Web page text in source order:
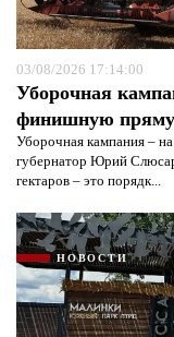
03/08/2026 17:14:00
Уборочная
финишную
Уборочная кампания –
губернатор Юрий
гектаров – это порядк...
НОВОСТИ